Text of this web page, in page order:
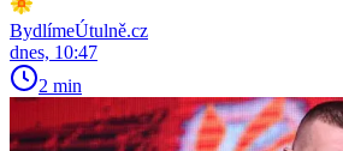
BydlímeÚtulně.cz
dnes, 10:47
2 min